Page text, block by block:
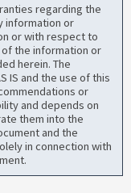
regarding the
information or
or with respect to
the information or
herein. The
IS and the use of this
or
and depends on
them into the
and the
in connection with